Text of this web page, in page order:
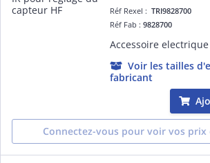
Réf Rexel :TRI9828700
Réf Fab :9828700
Voir les tailles
fabricant
Connectez-vous pour voir vos prix